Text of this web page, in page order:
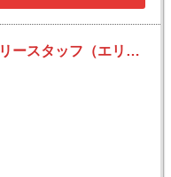
佐川急便 城西営業所 デリバリースタッフ（エリア集配）の求人！未経験歓迎！先輩たちがサポートします♪